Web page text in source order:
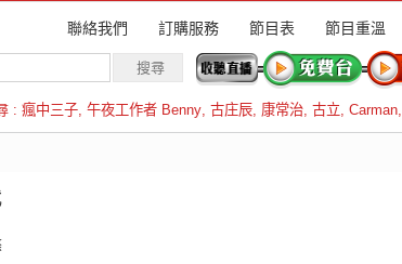
聯絡我們 訂購服務 節目表 節目重溫
: 瘋中三子, 午夜工作者 Benny, 古庄辰, 康常治, 古立, Carman,